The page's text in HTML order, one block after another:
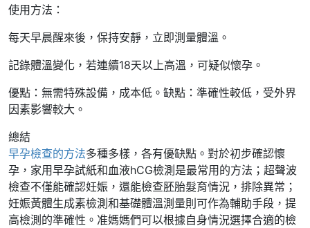
使用方法：
每天早晨醒來後，保持安靜，立即測量體溫。
記錄體溫變化，若連續18天以上高溫，可疑似懷孕。
優點：無需特殊設備，成本低。缺點：準確性較低，受外界
因素影響較大。
總結
早孕檢查的方法多種多樣，各有優缺點。對於初步確認懷
孕，家用早孕試紙和血液hCG檢測是最常用的方法；超聲波
檢查不僅能確認妊娠，還能檢查胚胎髮育情況，排除異常；
妊娠黃體生成素檢測和基礎體溫測量則可作為輔助手段，提
高檢測的準確性。准媽媽們可以根據自身情況選擇合適的檢